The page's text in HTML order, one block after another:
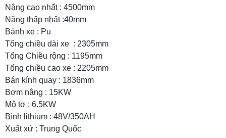
Nâng cao nhất : 4500mm
Nâng thấp nhất :40mm
Bánh xe : Pu
Tổng chiều dài xe : 2305mm
Tổng Chiều rộng : 1195mm
Tổng chiều cao xe : 2205mm
Bán kính quay : 1836mm
Bơm nâng : 15KW
Mô tơ : 6.5KW
Bình lithium : 48V/350AH
Xuất xứ : Trung Quốc